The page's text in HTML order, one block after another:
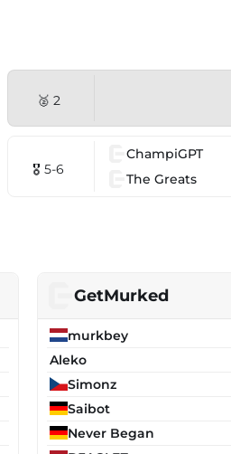
🥈 2
🎖 5-6
ChampiGPT
The Greats
GetMurked
murkbey
Aleko
Simonz
Saibot
Never Began